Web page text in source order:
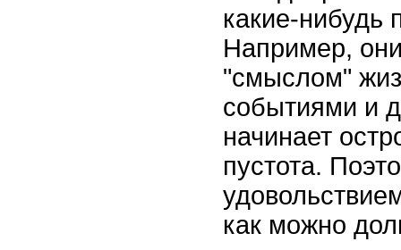
какие-нибудь
Например,
"смыслом"
событиями и
начинает
пустота.
как можно